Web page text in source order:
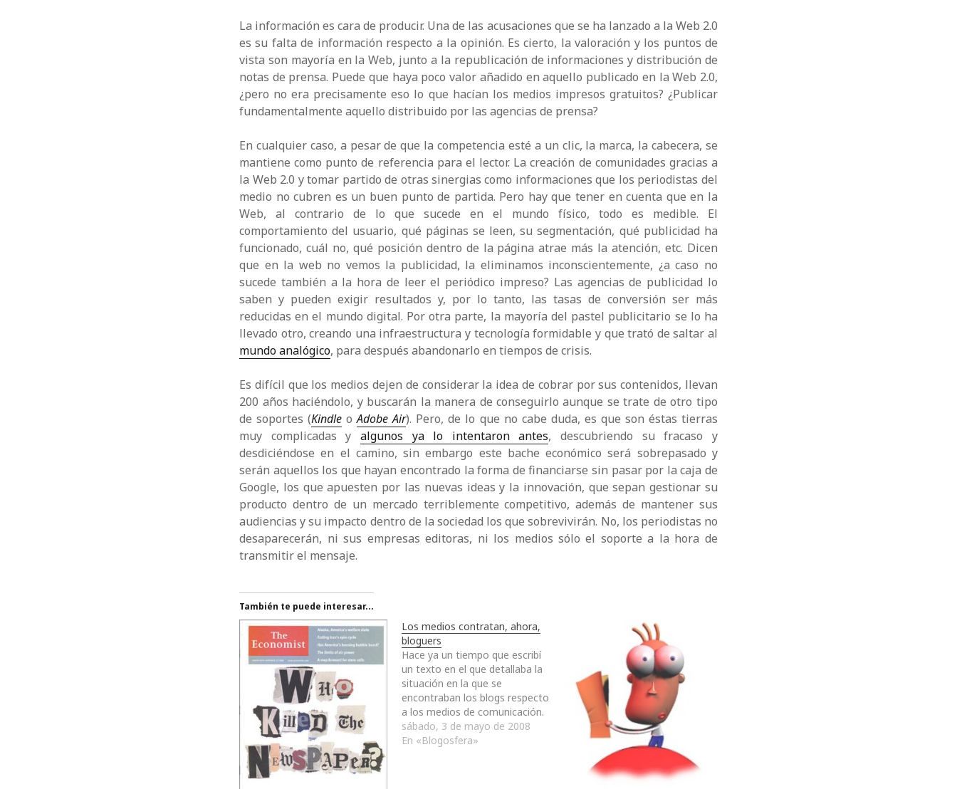
La información es cara de producir. Una de las acusaciones que se ha lanzado a la Web 2.0
es su falta de información respecto a la opinión. Es cierto, la valoración y los puntos de
vista son mayoría en la Web, junto a la republicación de informaciones y distribución de
notas de prensa. Puede que haya poco valor añadido en aquello publicado en la Web 2.0,
¿pero no era precisamente eso lo que hacían los medios impresos gratuitos? ¿Publicar
fundamentalmente aquello distribuido por las agencias de prensa?
En cualquier caso, a pesar de que la competencia esté a un clic, la marca, la cabecera, se
mantiene como punto de referencia para el lector. La creación de comunidades gracias a
la Web 2.0 y tomar partido de otras sinergias como informaciones que los periodistas del
medio no cubren es un buen punto de partida. Pero hay que tener en cuenta que en la
Web, al contrario de lo que sucede en el mundo físico, todo es medible. El
comportamiento del usuario, qué páginas se leen, su segmentación, qué publicidad ha
funcionado, cuál no, qué posición dentro de la página atrae más la atención, etc. Dicen
que en la web no vemos la publicidad, la eliminamos inconscientemente, ¿a caso no
sucede también a la hora de leer el periódico impreso? Las agencias de publicidad lo
saben y pueden exigir resultados y, por lo tanto, las tasas de conversión ser más
reducidas en el mundo digital. Por otra parte, la mayoría del pastel publicitario se lo ha
llevado otro, creando una infraestructura y tecnología formidable y que trató de saltar al
mundo analógico, para después abandonarlo en tiempos de crisis.
Es difícil que los medios dejen de considerar la idea de cobrar por sus contenidos, llevan
200 años haciéndolo, y buscarán la manera de conseguirlo aunque se trate de otro tipo
de soportes (Kindle oAdobe Air). Pero, de lo que no cabe duda, es que son éstas tierras
muy complicadas y algunos ya lo intentaron antes, descubriendo su fracaso y
desdiciéndose en el camino, sin embargo este bache económico será sobrepasado y
serán aquellos los que hayan encontrado la forma de financiarse sin pasar por la caja de
Google, los que apuesten por las nuevas ideas y la innovación, que sepan gestionar su
producto dentro de un mercado terriblemente competitivo, además de mantener sus
audiencias y su impacto dentro de la sociedad los que sobrevivirán. No, los periodistas no
desaparecerán, ni sus empresas editoras, ni los medios sólo el soporte a la hora de
transmitir el mensaje.
También te puede interesar...
Los medios contratan, ahora,
bloguers
Hace ya un tiempo que escribí
un texto en el que detallaba la
situación en la que se
encontraban los blogs respecto
a los medios de comunicación.
A pesar de que me hubiese
gustado haber realizado un
sábado, 3 de mayo de 2008
En «Blogosfera»